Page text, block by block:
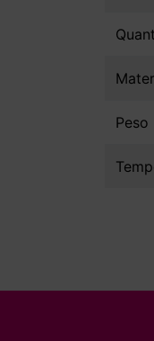
Peso